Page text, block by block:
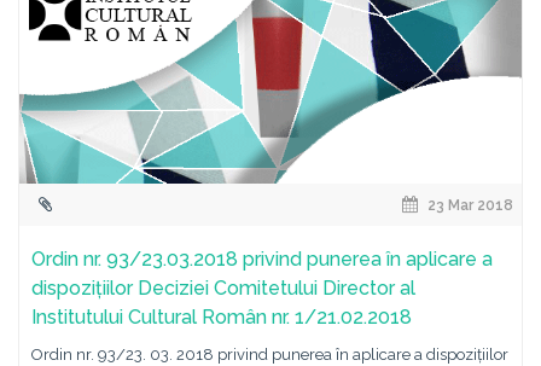
23 Mar 2018
Ordin nr. 93/23.03.2018 privind punerea în aplicare a
dispozițiilor Deciziei Comitetului Director al
Institutului Cultural Român nr. 1/21.02.2018
Ordin nr. 93/23. 03. 2018 privind punerea în aplicare a dispozițiilor